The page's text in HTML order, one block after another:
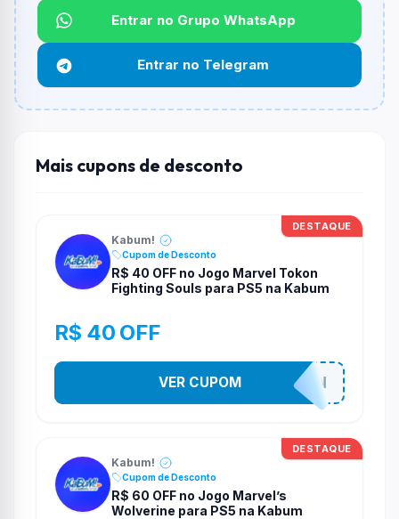
Não informado ou sem limite.
Funciona em qualquer produto?
Não necessariamente. Depende de itens participantes
e alguns vendedores ou produtos especificos podem
não aceitar cupons.
Entrar no Grupo WhatsApp
Entrar no Telegram
Mais cupons de desconto
DESTAQUE
Kabum!
Cupom de Desconto
R$ 40 OFF no Jogo Marvel Tokon
Fighting Souls para PS5 na Kabum
R$ 40 OFF
MARVELTOKON
VER CUPOM
DESTAQUE
Kabum!
Cupom de Desconto
R$ 60 OFF no Jogo Marvel’s
Wolverine para PS5 na Kabum